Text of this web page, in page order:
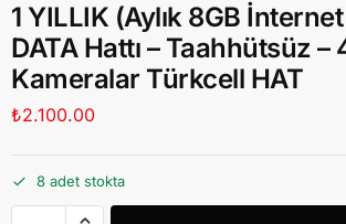
1 YILLIK (Aylık 8GB İnternet
DATA Hattı – Taahhütsüz –
Kameralar Türkcell HAT
₺2.100.00
8 adet stokta